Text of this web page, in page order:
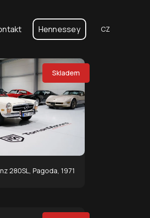
Hennessey CZ
Skladem
280SL, Pagoda, 1971